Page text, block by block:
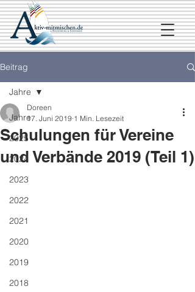
Beitrag
Jahre
2025
2024
2023
2022
2021
2020
2019
2018
Jahre
Schulungen für Vereine
und Verbände 2019 (Teil 1)
Doreen
17. Juni 2019 1 Min. Lesezeit